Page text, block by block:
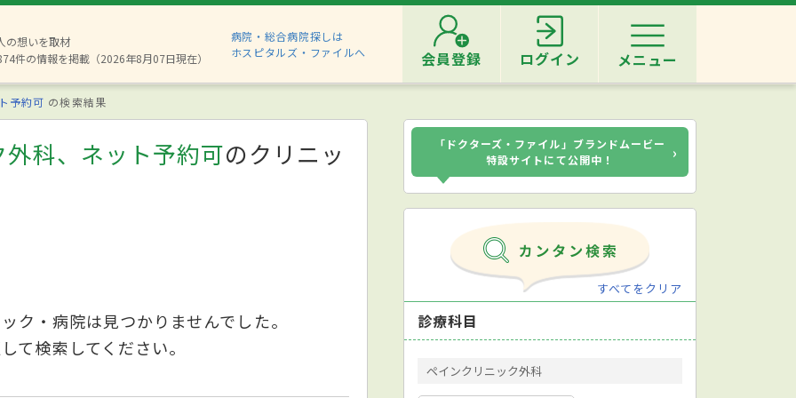
の想いを取材
件の情報を掲載（2026年8月07日現在）
病院・総合病院探しは
ホスピタルズ・ファイルへ
会員登録 ログイン メニュー
予約可 の検索結果
科、ネット予約可のクリニッ
ク・病院は見つかりませんでした。
て検索してください。
「ドクターズ・ファイル」ブランドムービー
特設サイトにて公開中！
›
すべてをクリア
診療科目
ペインクリニック外科